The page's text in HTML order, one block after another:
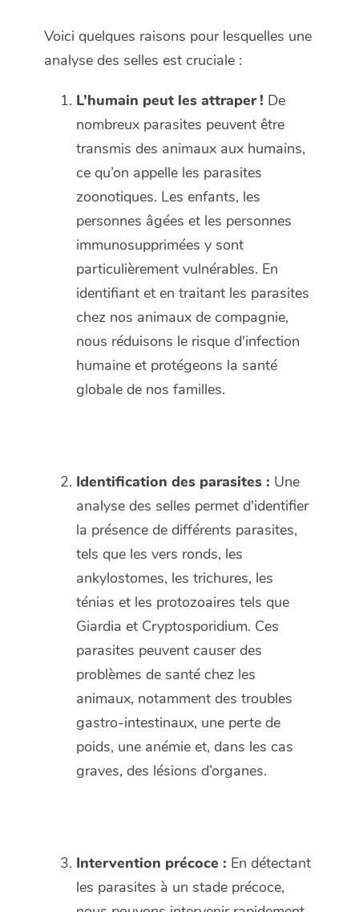
Voici quelques raisons pour lesquelles une
analyse des selles est cruciale :
L’humain peut les attraper ! De
nombreux parasites peuvent être
transmis des animaux aux humains,
ce qu’on appelle les parasites
zoonotiques. Les enfants, les
personnes âgées et les personnes
immunosupprimées y sont
particulièrement vulnérables. En
identifiant et en traitant les parasites
chez nos animaux de compagnie,
nous réduisons le risque d'infection
humaine et protégeons la santé
globale de nos familles.
Identification des parasites : Une
analyse des selles permet d'identifier
la présence de différents parasites,
tels que les vers ronds, les
ankylostomes, les trichures, les
ténias et les protozoaires tels que
Giardia et Cryptosporidium. Ces
parasites peuvent causer des
problèmes de santé chez les
animaux, notamment des troubles
gastro-intestinaux, une perte de
poids, une anémie et, dans les cas
graves, des lésions d’organes.
Intervention précoce : En détectant
les parasites à un stade précoce,